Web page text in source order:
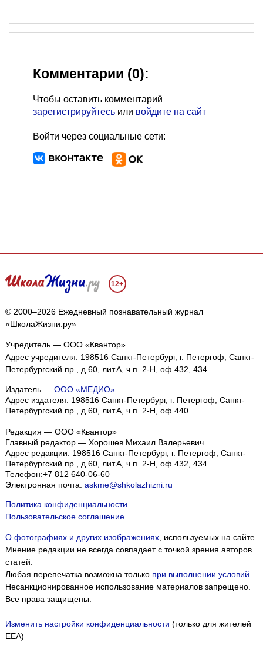
Комментарии (0):
Чтобы оставить комментарий
зарегистрируйтесь или войдите на сайт
Войти через социальные сети:
12+
© 2000–2026 Ежедневный познавательный журнал
«ШколаЖизни.ру»
Учредитель — ООО «Квантор»
Адрес учредителя: 198516 Санкт-Петербург, г. Петергоф, Санкт-
Петербургский пр., д.60, лит.А, ч.п. 2-Н, оф.432, 434
Издатель — ООО «МЕДИО»
Адрес издателя: 198516 Санкт-Петербург, г. Петергоф, Санкт-
Петербургский пр., д.60, лит.А, ч.п. 2-Н, оф.440
Редакция — ООО «Квантор»
Главный редактор — Хорошев Михаил Валерьевич
Адрес редакции: 198516 Санкт-Петербург, г. Петергоф Санкт-
Петербургский пр., д.60, лит.А, ч.п. 2-Н, оф.432, 434
Телефон:+7 812 640-06-60
Электронная почта: askme@shkolazhizni.ru
Политика конфиденциальности
Пользовательское соглашение
О фотографиях и других изображениях, используемых на сайте.
Мнение редакции не всегда совпадает с точкой зрения авторов
статей.
Любая перепечатка возможна только при выполнении условий
Несанкционированное использование материалов запрещено.
Все права защищены.
Изменить настройки конфиденциальности (только для жителей
EEA)